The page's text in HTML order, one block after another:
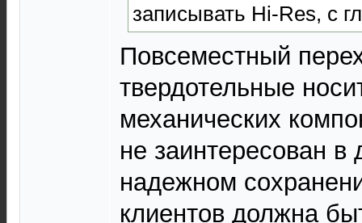
записывать Hi-Res, с
Повсеместный
твердотельные
механических
не заинтересован в
надежном
клиентов должна